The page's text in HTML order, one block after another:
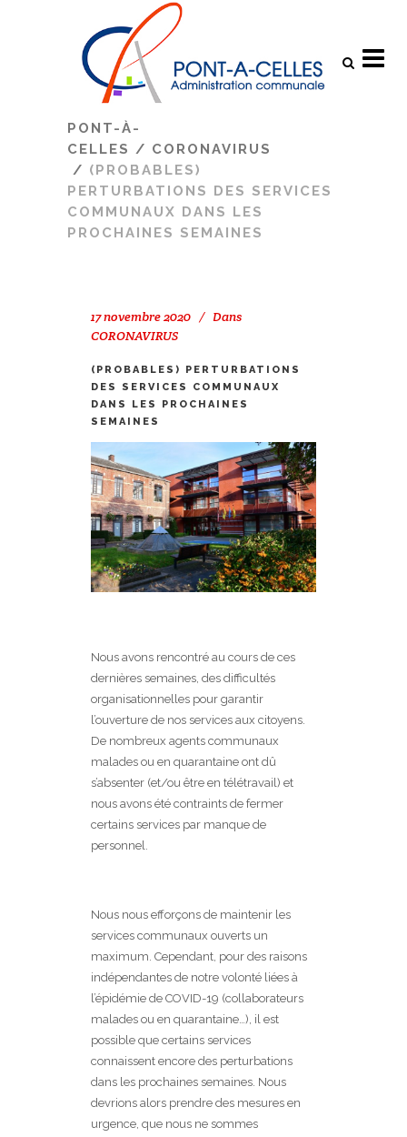
PONT-À-
CELLES / CORONAVIRUS
/ (PROBABLES)
PERTURBATIONS DES SERVICES
COMMUNAUX DANS LES
PROCHAINES SEMAINES
17 novembre 2020
Dans
CORONAVIRUS
(PROBABLES) PERTURBATIONS
DES SERVICES COMMUNAUX
DANS LES PROCHAINES
SEMAINES
Nous avons rencontré au cours de ces
dernières semaines, des difficultés
organisationnelles pour garantir
l’ouverture de nos services aux citoyens.
De nombreux agents communaux
malades ou en quarantaine ont dû
s’absenter (et/ou être en télétravail) et
nous avons été contraints de fermer
certains services par manque de
personnel.
Nous nous efforçons de maintenir les
services communaux ouverts un
maximum. Cependant, pour des raisons
indépendantes de notre volonté liées à
l’épidémie de COVID-19 (collaborateurs
malades ou en quarantaine…), il est
possible que certains services
connaissent encore des perturbations
dans les prochaines semaines. Nous
devrions alors prendre des mesures en
urgence, que nous ne sommes